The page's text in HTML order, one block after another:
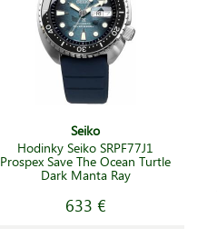
Seiko
Hodinky Seiko SRPF77J1
Prospex Save The Ocean Turtle
Dark Manta Ray
633 €